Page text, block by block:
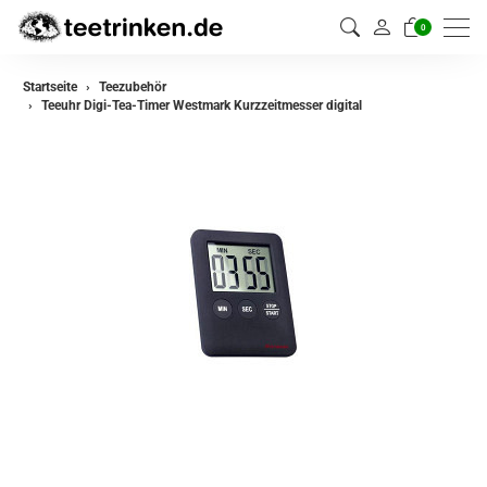
0
Startseite
Teezubehör
Teeuhr Digi-Tea-Timer Westmark Kurzzeitmesser digital